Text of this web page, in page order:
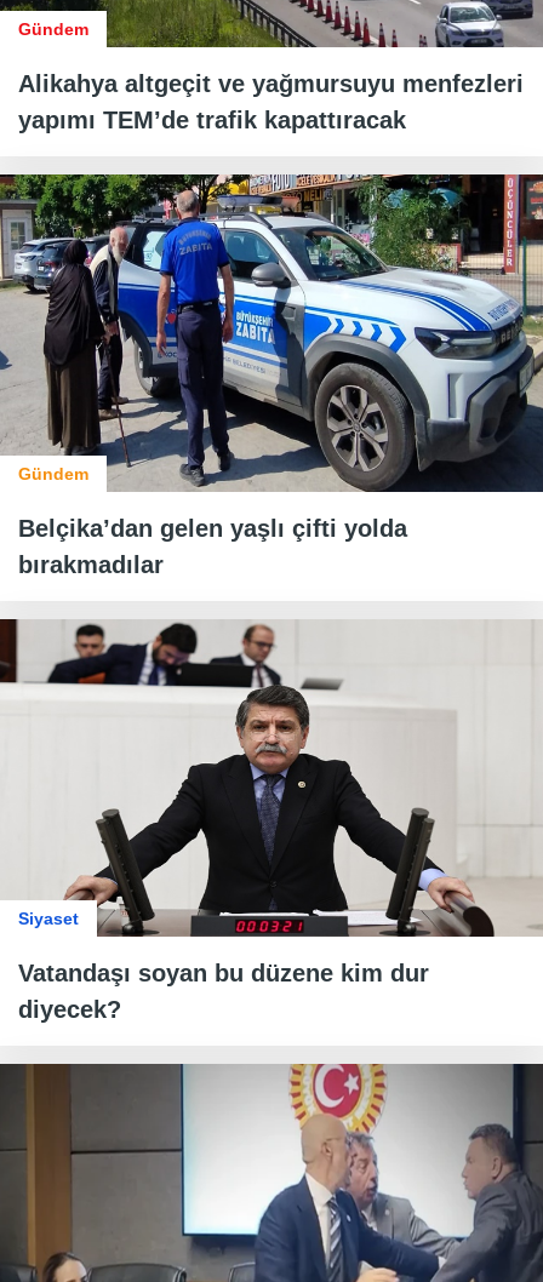
Gündem
Alikahya altgeçit ve yağmursuyu menfezleri
yapımı TEM’de trafik kapattıracak
Gündem
Belçika’dan gelen yaşlı çifti yolda
bırakmadılar
Siyaset
Vatandaşı soyan bu düzene kim dur
diyecek?